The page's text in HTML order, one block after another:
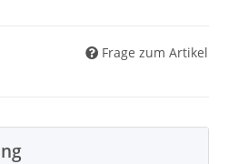
Frage zum Artikel